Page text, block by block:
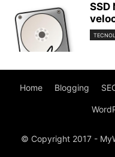
SSD
Home Blogging
© Copyright 2017 -